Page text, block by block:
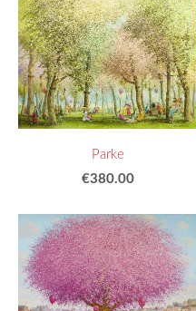
Parke
€380.00